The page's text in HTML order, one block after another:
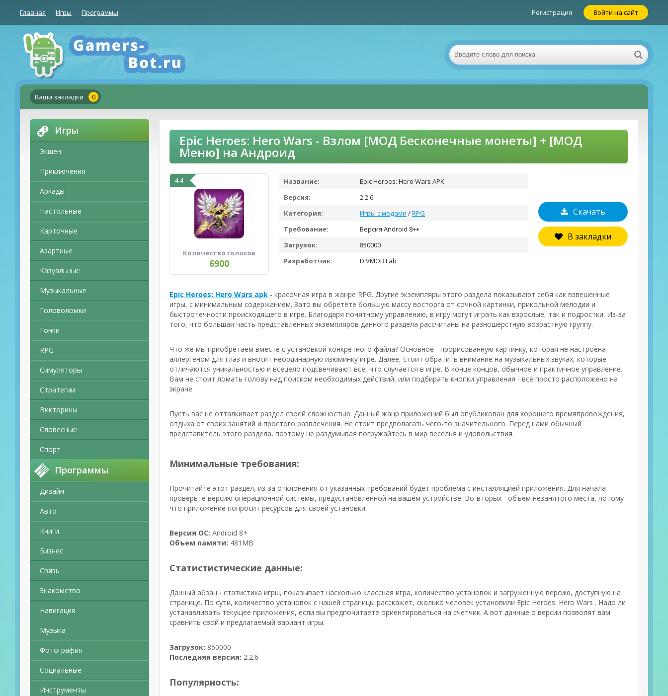
Главная Игры Программы Регистрация Войти на сайт
Ваши закладки 0
Игры
Экшен
Приключения
Аркады
Настольные
Карточные
Азартные
Казуальные
Музыкальные
Головоломки
Гонки
RPG
Симуляторы
Стратегии
Викторины
Словесные
Спорт
Программы
Дизайн
Авто
Книги
Бизнес
Связь
Знакомство
Навигация
Музыка
Фотография
Социальные
Инструменты
Epic Heroes: Hero Wars - Взлом [МОД Бесконечные монеты] + [МОД
Меню] на Андроид
4.4
Количество голосов
6900
Скачать
В закладки
Название:
Epic Heroes: Hero Wars APK
Версия:
2.2.6
Категория:
Игры с модами /RPG
Требование:
Версия Android 8++
Загрузок:
850000
Разработчик:
DIVMOB Lab
Epic Heroes: Hero Wars apk - красочная игра в жанре RPG. Другие экземпляры этого раздела показывают себя как взвешенные
игры, с минимальным содержанием. Зато вы обретёте большую массу восторга от сочной картинки, прикольной мелодии и
быстротечности происходящего в игре. Благодаря понятному управлению, в игру могут играть как взрослые, так и подростки. Из-за
того, что большая часть представленных экземпляров данного раздела рассчитаны на разношерстную возрастную группу.
Что же мы приобретаем вместе с установкой конкретного файла? Основное - прорисованную картинку, которая не настроена
аллергеном для глаз и вносит неординарную изюминку игре. Далее, стоит обратить внимание на музыкальных звуках, которые
отличаются уникальностью и всецело подсвечивают всё, что случается в игре. В конце концов, обычное и практичное управление.
Вам не стоит ломать голову над поиском необходимых действий, или подбирать кнопки управления - всё просто расположено на
экране.
Пусть вас не отталкивает раздел своей сложностью. Данный жанр приложений был опубликован для хорошего времяпровождения,
отдыха от своих занятий и простого развлечения. Не стоит предполагать чего-то значительного. Перед нами обычный
представитель этого раздела, поэтому не раздумывая погружайтесь в мир веселья и удовольствия.
Минимальные требования:
Прочитайте этот раздел, из-за отклонения от указанных требований будет проблема с инсталляцией приложения. Для начала
проверьте версию операционной системы, предустановленной на вашем устройстве. Во-вторых - объем незанятого места, потому
что приложение попросит ресурсов для своей установки.
Версия ОС: Android 8+
Объем памяти: 481MB
Статистистические данные:
Данный абзац - статистика игры, показывает насколько классная игра, количество установок и загруженную версию, доступную на
странице. По сути, количество установок с нашей страницы расскажет, сколько человек установили Epic Heroes: Hero Wars . Надо ли
устанавливать текущее приложения, если вы предпочитаете ориентироваться на счетчик. А вот данные о версии позволят вам
сравнить свой и предлагаемый вариант игры.
Загрузок: 850000
Последняя версия: 2.2.6
Популярность: